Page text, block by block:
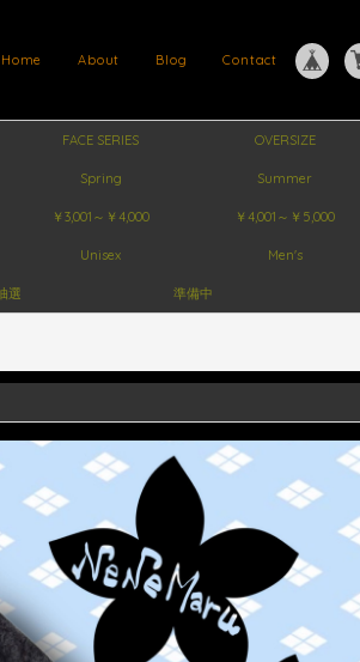
Contact
Blog
About
Home
FACE SERIES OVERSIZE
Spring Summer
￥3,001～￥4,000 ￥4,001～￥5,000
Unisex Men's
選 準備中